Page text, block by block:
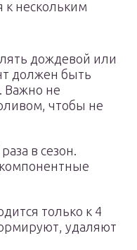
к нескольким
дождевой или
должен быть
Важно не
чтобы не
в сезон.
только к 4
удаляют